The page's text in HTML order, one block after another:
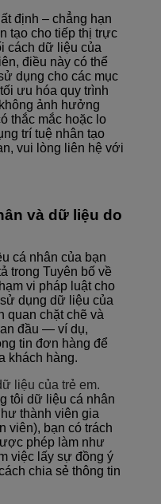
định – chẳng hạn
tạo cho tiếp thị trực
cách dữ liệu của
điều này có thể
dụng cho các mục
ưu hóa quy trình
ảnh hưởng
thắc mắc hoặc lo
trí tuệ nhân tạo
vui lòng liên hệ với
và dữ liệu do
cá nhân của bạn
trong Tuyên bố về
vi pháp luật cho
dụng dữ liệu của
quan chặt chẽ và
đầu — ví dụ,
tin đơn hàng để
khách hàng.
liệu của trẻ em.
tôi dữ liệu cá nhân
thành viên gia
viên), bạn có trách
phép làm như
việc lấy sự đồng ý
chia sẻ thông tin